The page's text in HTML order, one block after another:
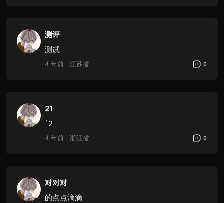
测评
测试
4 年前 江苏省 0
21
`2
4 年前 浙江省 0
对对对
的点点滴滴